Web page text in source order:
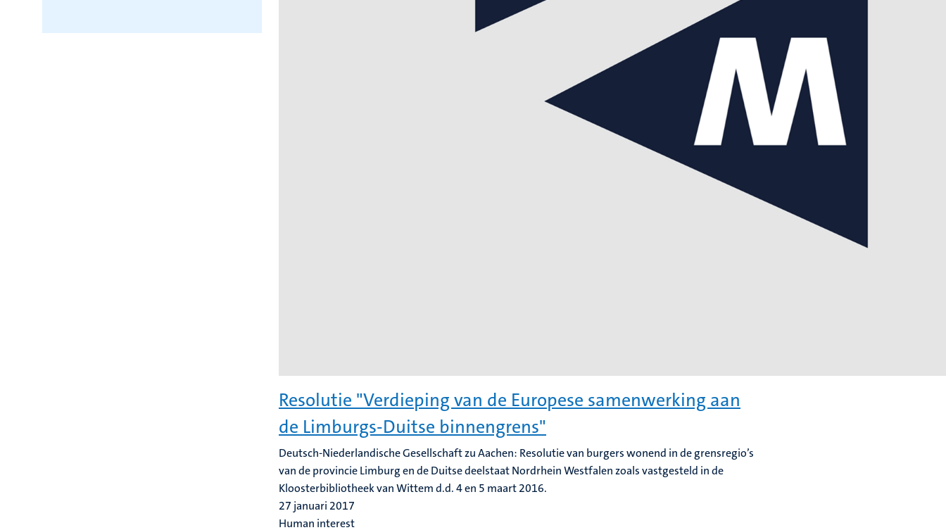
Resolutie "Verdieping van de Europese samenwerking aan
de Limburgs-Duitse binnengrens"
Deutsch-Niederlandische Gesellschaft zu Aachen: Resolutie van burgers wonend in de grensregio’s
van de provincie Limburg en de Duitse deelstaat Nordrhein Westfalen zoals vastgesteld in de
Kloosterbibliotheek van Wittem d.d. 4 en 5 maart 2016.
27 januari 2017
Human interest